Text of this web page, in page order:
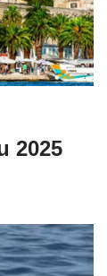
2025